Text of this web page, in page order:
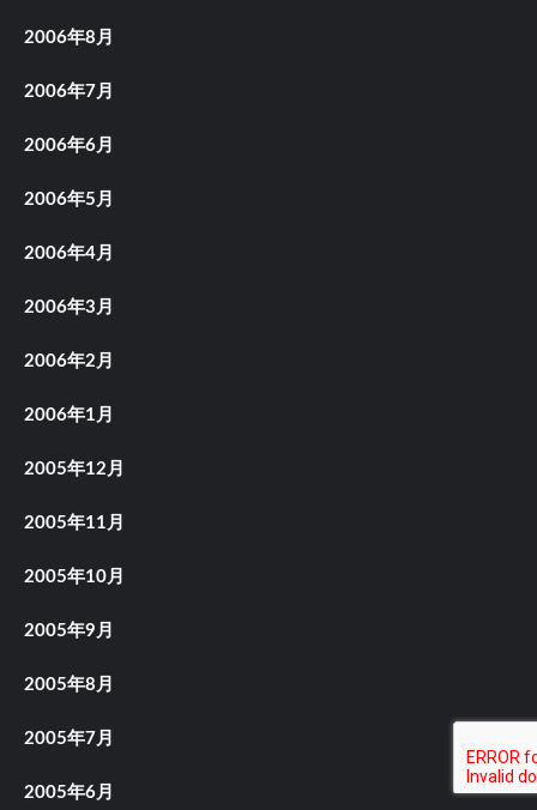
2006年8月
2006年7月
2006年6月
2006年5月
2006年4月
2006年3月
2006年2月
2006年1月
2005年12月
2005年11月
2005年10月
2005年9月
2005年8月
2005年7月
2005年6月